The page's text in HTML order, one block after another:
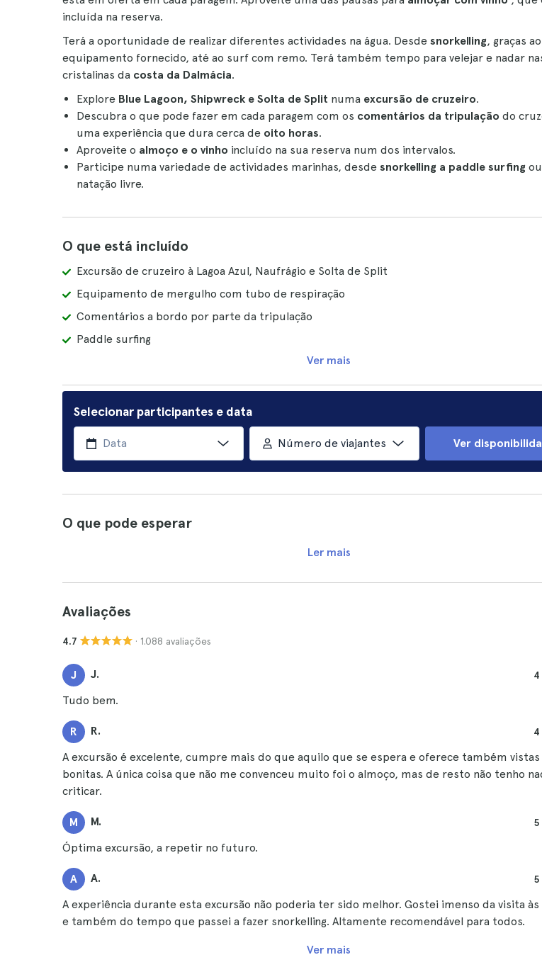
incluída na reserva.
Terá a oportunidade de realizar diferentes actividades na água. Desde snorkelling, graças ao
equipamento fornecido, até ao surf com remo. Terá também tempo para velejar e nadar
cristalinas da costa da Dalmácia.
Explore Blue Lagoon, Shipwreck e Solta de Split numa excursão de cruzeiro.
Descubra o que pode fazer em cada paragem com os comentários da tripulação do
uma experiência que dura cerca de oito horas.
Aproveite o almoço e o vinho incluído na sua reserva num dos intervalos.
Participe numa variedade de actividades marinhas, desde snorkelling a paddle surfing
natação livre.
O que está incluído
Excursão de cruzeiro à Lagoa Azul, Naufrágio e Solta de Split
Equipamento de mergulho com tubo de respiração
Comentários a bordo por parte da tripulação
Paddle surfing
Ver mais
Selecionar participantes e data
Número de viajantes Ver
O que pode esperar
Ler mais
Avaliações
4.7 · 1.088 avaliações
J J. 4
Tudo bem.
R R. 4
A excursão é excelente, cumpre mais do que aquilo que se espera e oferece também
bonitas. A única coisa que não me convenceu muito foi o almoço, mas de resto não tenho
criticar.
M M. 5
Óptima excursão, a repetir no futuro.
A A. 5
A experiência durante esta excursão não poderia ter sido melhor. Gostei imenso da visita
e também do tempo que passei a fazer snorkelling. Altamente recomendável para todos.
Ver mais